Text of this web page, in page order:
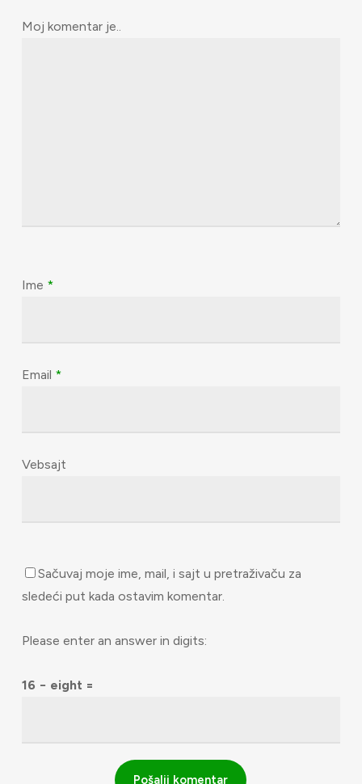
Moj komentar je..
Ime *
Email *
Vebsajt
Sačuvaj moje ime, mail, i sajt u pretraživaču za
sledeći put kada ostavim komentar.
Please enter an answer in digits:
16 − eight =